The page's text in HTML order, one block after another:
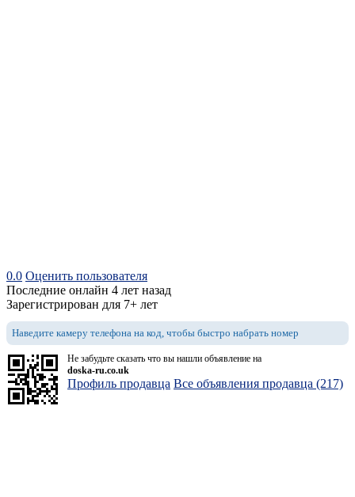
0.0 Оценить пользователя
Последние онлайн 4 лет назад
Зарегистрирован для 7+ лет
Наведите камеру телефона на код, чтобы быстро набрать номер
Не забудьте сказать что вы нашли объявление на
doska-ru.co.uk
Профиль продавца Все объявления продавца (217)